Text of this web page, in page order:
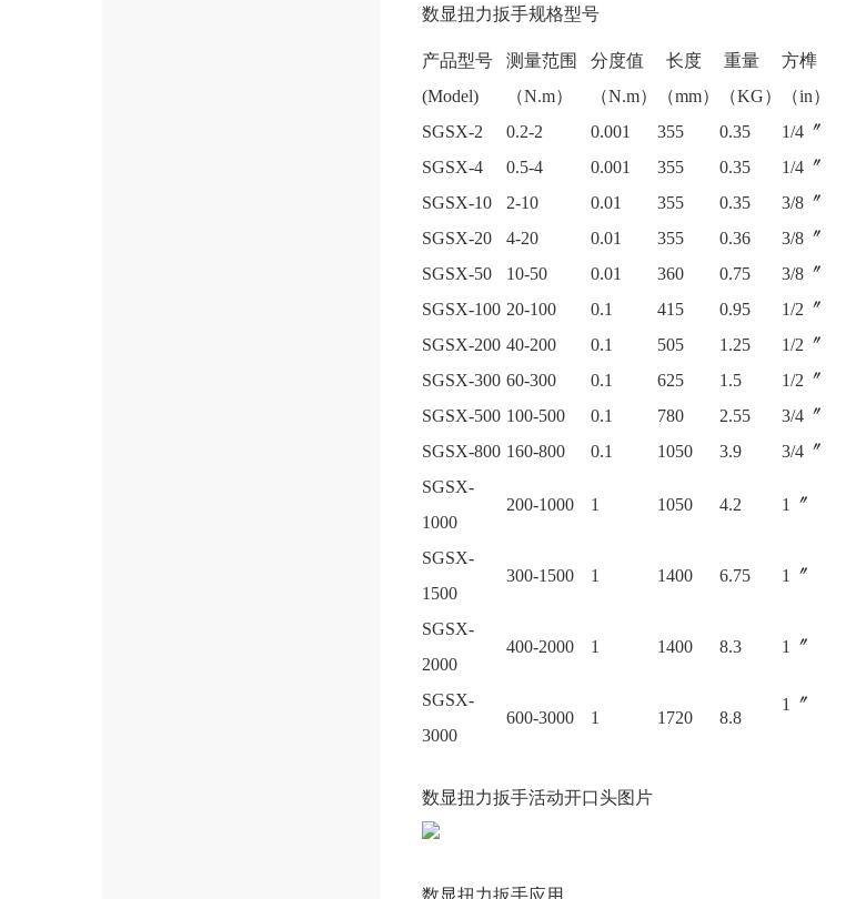
数显扭力扳手规格型号
产品型号
(Model)
测量范围
（N.m）
分度值
（N.m）
长度
（mm）
重量
（KG）
方榫
（in）
SGSX-2
0.2-2 0.001 355 0.35
1/4〞
SGSX-4
0.5-4 0.001 355 0.35
1/4〞
SGSX-10
2-10 0.01 355 0.35
3/8〞
SGSX-20
4-20 0.01 355 0.36
3/8〞
SGSX-50
10-50 0.01 360 0.75
3/8〞
SGSX-100 20-100 0.1 415 0.95
1/2〞
SGSX-200 40-200 0.1 505 1.25
1/2〞
SGSX-300 60-300 0.1 625 1.5
1/2〞
SGSX-500 100-500 0.1 780 2.55
3/4〞
SGSX-800 160-800 0.1 1050 3.9
3/4〞
SGSX-
1000
200-1000 1 1050 4.2 1〞
SGSX-
1500
300-1500 1 1400 6.75 1〞
SGSX-
2000
400-2000 1 1400 8.3 1〞
SGSX-
3000
600-3000 1 1720 8.8
1〞
数显扭力扳手活动开口头图片
数显扭力扳手应用